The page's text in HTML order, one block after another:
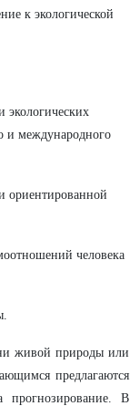
к экологической
и международного
ориентированной
человека
живой природы или
предлагаются
В